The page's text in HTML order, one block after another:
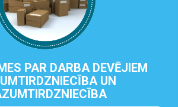
PAR DARBA DEVĒJIEM
UN